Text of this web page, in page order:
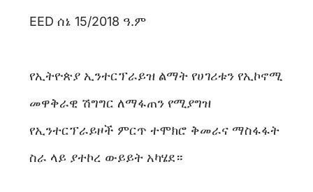
EED ሰኔ 15/2018 ዓ.ም
የኢትዮጵያ ኢንተርፕራይዝ ልማት የሀገሪቱን የኢኮኖሚ
መዋቅራዊ ሽግግር ለማፋጠን የሚያግዝ
የኢንተርፕራይዞች ምርጥ ተሞክሮ ቅመራና ማስፋፋት
ስራ ላይ ያተኮረ ውይይት አካሄደ።